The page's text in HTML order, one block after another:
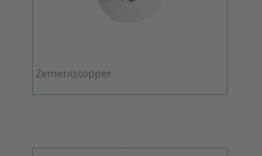
Zementstopper